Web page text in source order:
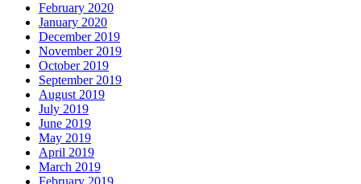
February 2020
January 2020
December 2019
November 2019
October 2019
September 2019
August 2019
July 2019
June 2019
May 2019
April 2019
March 2019
February 2019